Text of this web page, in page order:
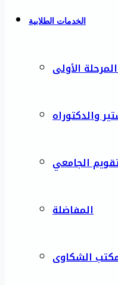
الخدمات الطلابية
الأولى
والدكتوراه
الجامعي
المفاضلة
الشكاوى